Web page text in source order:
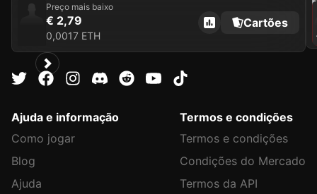
Preço mais baixo
€ 2,79
0,0017 ETH
Cartões
2022
Ajuda e informação
Como jogar
Blog
Ajuda
Termos e condições
Termos e condições
Condições do Mercado
Termos da API